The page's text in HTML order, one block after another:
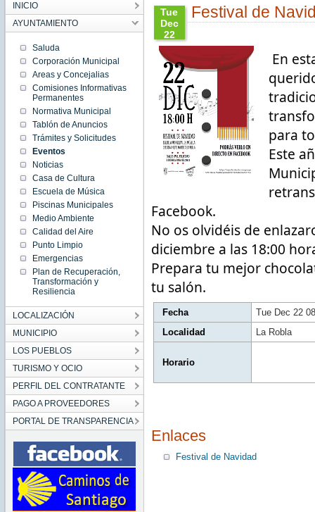
INICIO
AYUNTAMIENTO
Saluda
Corporación Municipal
Areas y Concejalias
Comisiones Informativas
Permanentes
Normativa Municipal
Tablón de Anuncios
Trámites y Solicitudes
Eventos
Noticias
Casa de Cultura
Escuela de Música
Piscinas Municipales
Medio Ambiente
Calidad del Aire
Punto Limpio
Emergencias
Plan de Recuperación,
Transformación y
Resiliencia
LOCALIZACIÓN
MUNICIPIO
LOS PUEBLOS
TURISMO Y OCIO
PERFIL DEL CONTRATANTE
PAGO A PROVEEDORES
PORTAL DE TRANSPARENCIA
Tue
Dec
22
08:28:00
CET
2020
Tue Dec
22
08:28:00
CET
2020
Tue Dec
08:28:00
CET
2020
Festival de
En
para
Este
Facebook.
No os olvidéis de
diciembre a las 18:00
Prepara tu mejor
tu salón.
Fecha
Tue Dec 22
Localidad
La Robla
Horario
Enlaces
Festival de Navidad